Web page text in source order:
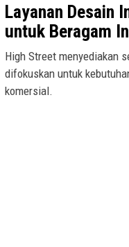
Layanan Desain
untuk Beragam
High Street menyediakan
difokuskan untuk
komersial.